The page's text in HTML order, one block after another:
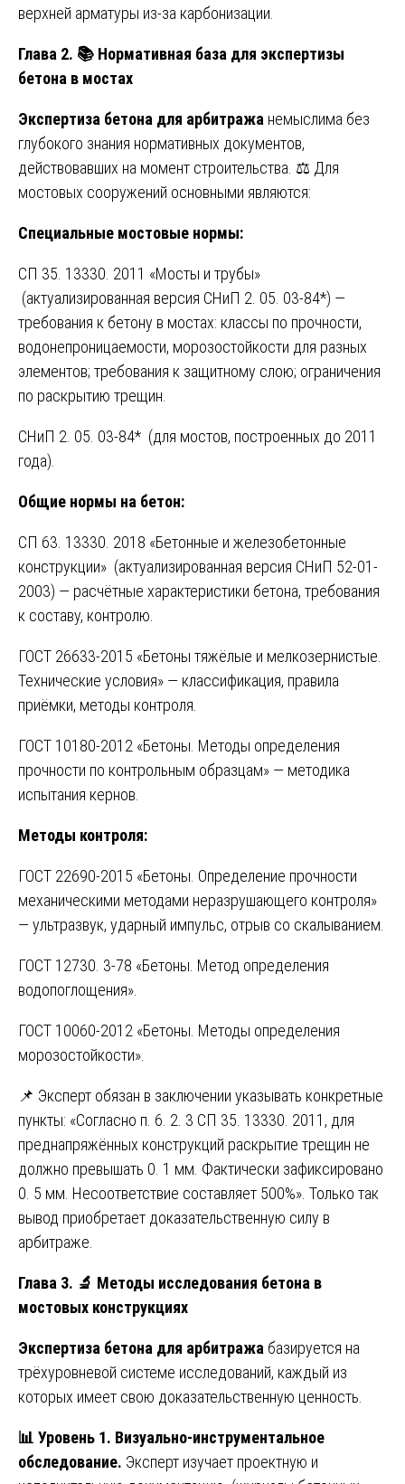
верхней арматуры из-за карбонизации.
Глава 2. 📚 Нормативная база для экспертизы
бетона в мостах
Экспертиза бетона для арбитража немыслима без
глубокого знания нормативных документов,
действовавших на момент строительства. ⚖️ Для
мостовых сооружений основными являются:
Специальные мостовые нормы:
СП 35. 13330. 2011 «Мосты и трубы»
(актуализированная версия СНиП 2. 05. 03-84*) —
требования к бетону в мостах: классы по прочности,
водонепроницаемости, морозостойкости для разных
элементов; требования к защитному слою; ограничения
по раскрытию трещин.
СНиП 2. 05. 03-84* (для мостов, построенных до 2011
года).
Общие нормы на бетон:
СП 63. 13330. 2018 «Бетонные и железобетонные
конструкции» (актуализированная версия СНиП 52-01-
2003) — расчётные характеристики бетона, требования
к составу, контролю.
ГОСТ 26633-2015 «Бетоны тяжёлые и мелкозернистые.
Технические условия» — классификация, правила
приёмки, методы контроля.
ГОСТ 10180-2012 «Бетоны. Методы определения
прочности по контрольным образцам» — методика
испытания кернов.
Методы контроля:
ГОСТ 22690-2015 «Бетоны. Определение прочности
механическими методами неразрушающего контроля»
— ультразвук, ударный импульс, отрыв со скалыванием.
ГОСТ 12730. 3-78 «Бетоны. Метод определения
водопоглощения».
ГОСТ 10060-2012 «Бетоны. Методы определения
морозостойкости».
📌 Эксперт обязан в заключении указывать конкретные
пункты: «Согласно п. 6. 2. 3 СП 35. 13330. 2011, для
преднапряжённых конструкций раскрытие трещин не
должно превышать 0. 1 мм. Фактически зафиксировано
0. 5 мм. Несоответствие составляет 500%». Только так
вывод приобретает доказательственную силу в
арбитраже.
Глава 3. 🔬 Методы исследования бетона в
мостовых конструкциях
Экспертиза бетона для арбитража базируется на
трёхуровневой системе исследований, каждый из
которых имеет свою доказательственную ценность.
📊 Уровень 1. Визуально-инструментальное
обследование. Эксперт изучает проектную и